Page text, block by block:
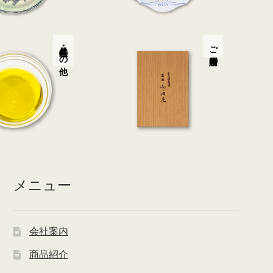
特産品・その他 ご贈答用
メニュー
会社案内
商品紹介